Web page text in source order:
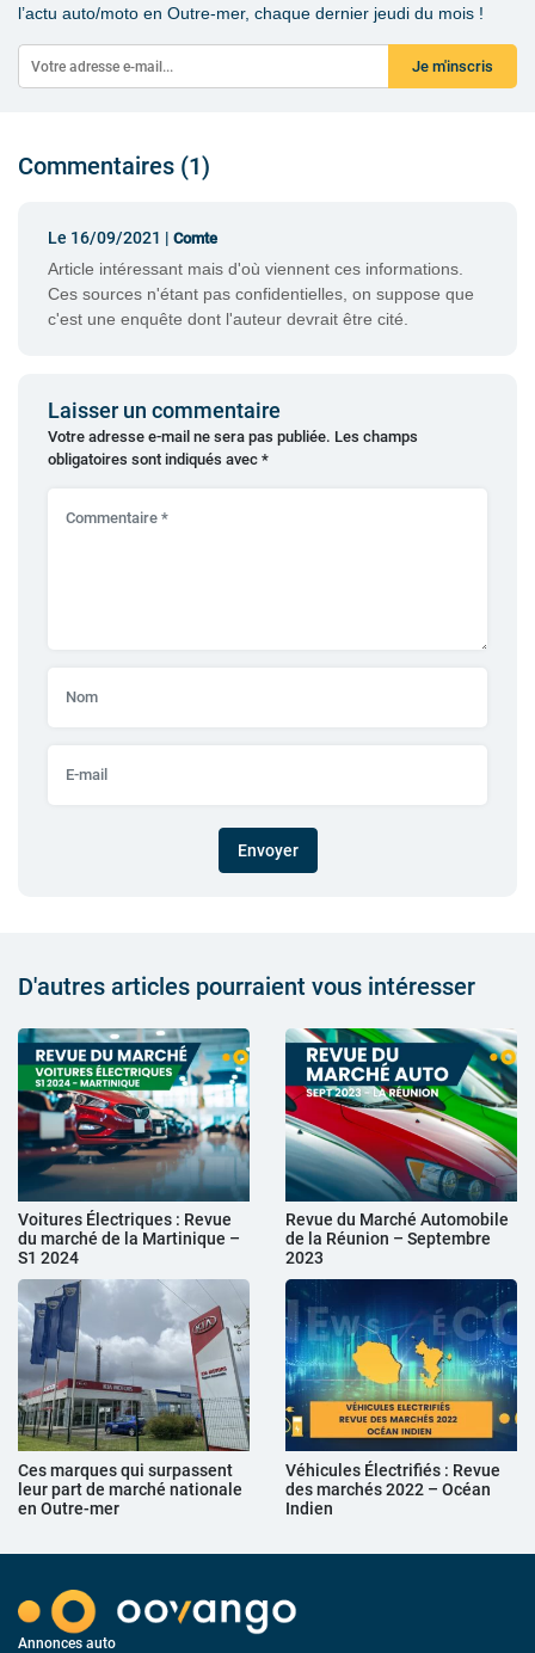
l’actu auto/moto en Outre-mer, chaque dernier jeudi du mois !
Je m'inscris
Commentaires (1)
Le 16/09/2021 | Comte
Article intéressant mais d'où viennent ces informations.
Ces sources n'étant pas confidentielles, on suppose que
c'est une enquête dont l'auteur devrait être cité.
Laisser un commentaire
Votre adresse e-mail ne sera pas publiée. Les champs
obligatoires sont indiqués avec *
Envoyer
D'autres articles pourraient vous intéresser
Voitures Électriques : Revue
du marché de la Martinique –
S1 2024
Revue du Marché Automobile
de la Réunion – Septembre
2023
Ces marques qui surpassent
leur part de marché nationale
en Outre-mer
Véhicules Électrifiés : Revue
des marchés 2022 – Océan
Indien
Annonces auto